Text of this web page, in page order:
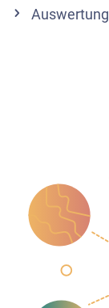
Auswertung